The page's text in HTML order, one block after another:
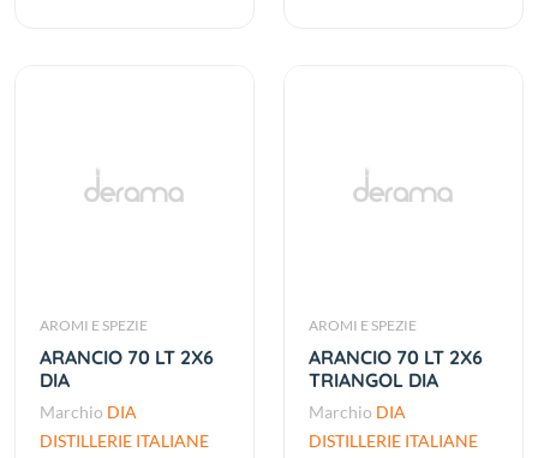
AROMI E SPEZIE
ARANCIO 70 LT 2X6
DIA
Marchio DIA
DISTILLERIE ITALIANE
AROMI E SPEZIE
ARANCIO 70 LT 2X6
TRIANGOL DIA
Marchio DIA
DISTILLERIE ITALIANE